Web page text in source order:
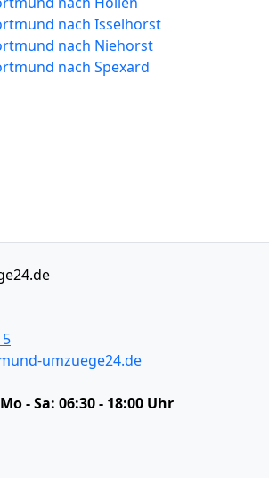
nach Isselhorst
nach Niehorst
nach Spexard
umzuege24.de
Mo - Sa: 06:30 - 18:00 Uhr